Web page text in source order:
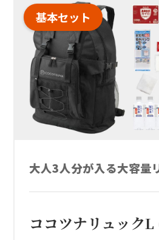
基本セット
大人3人分が入る大容量
ココツナリュック